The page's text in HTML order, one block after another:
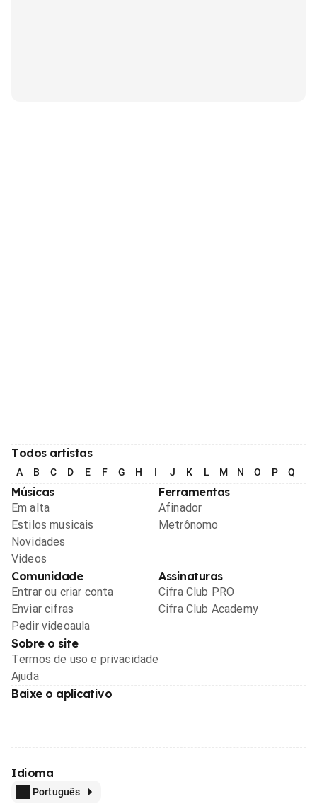
Todos artistas
A B C D E F G H I J K L M N O P Q
Músicas
Em alta
Estilos musicais
Novidades
Videos
Ferramentas
Afinador
Metrônomo
Comunidade
Entrar ou criar conta
Enviar cifras
Pedir videoaula
Assinaturas
Cifra Club PRO
Cifra Club Academy
Sobre o site
Termos de uso e privacidade
Ajuda
Baixe o aplicativo
Idioma
Português